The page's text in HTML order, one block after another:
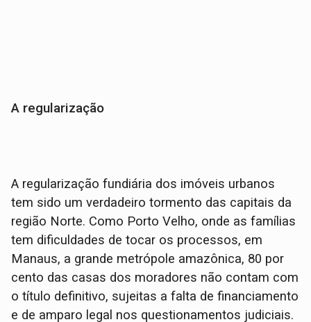
A regularização
A regularização fundiária dos imóveis urbanos
tem sido um verdadeiro tormento das capitais da
região Norte. Como Porto Velho, onde as famílias
tem dificuldades de tocar os processos, em
Manaus, a grande metrópole amazônica, 80 por
cento das casas dos moradores não contam com
o título definitivo, sujeitas a falta de financiamento
e de amparo legal nos questionamentos judiciais.